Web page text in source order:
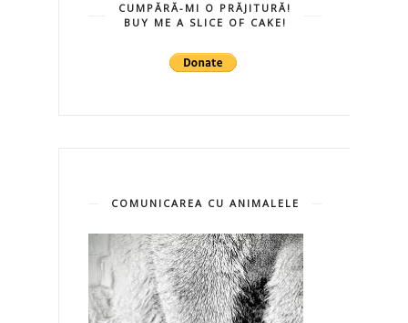
CUMPĂRĂ-MI O PRĂJITURĂ!
BUY ME A SLICE OF CAKE!
COMUNICAREA CU ANIMALELE